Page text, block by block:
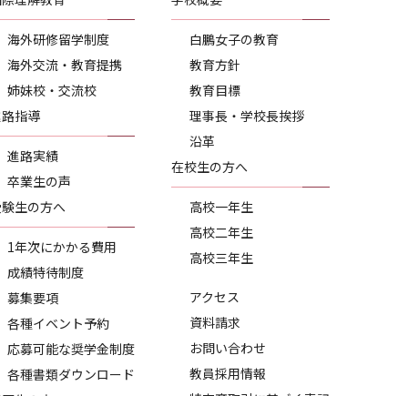
海外研修留学制度
海外交流・教育提携
姉妹校・交流校
指導
進路実績
卒業生の声
生の方へ
1年次にかかる費用
成績特待制度
募集要項
各種イベント予約
応募可能な奨学金制度
各種書類ダウンロード
白鵬女子の教育
教育方針
教育目標
理事長・学校長挨拶
沿革
在校生の方へ
高校一年生
高校二年生
高校三年生
アクセス
資料請求
お問い合わせ
教員採用情報